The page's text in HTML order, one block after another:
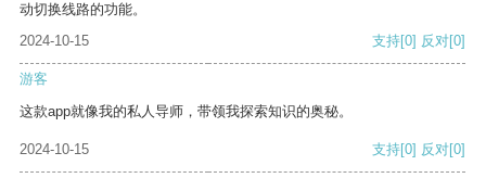
动切换线路的功能。
2024-10-15
支持[0] 反对[0]
游客
这款app就像我的私人导师，带领我探索知识的奥秘。
2024-10-15 支持[0] 反对[0]